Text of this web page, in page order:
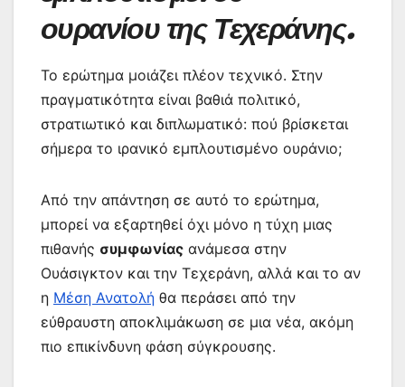
ουρανίου της Τεχεράνης.
Το ερώτημα μοιάζει πλέον τεχνικό. Στην
πραγματικότητα είναι βαθιά πολιτικό,
στρατιωτικό και διπλωματικό: πού βρίσκεται
σήμερα το ιρανικό εμπλουτισμένο ουράνιο;
Από την απάντηση σε αυτό το ερώτημα,
μπορεί να εξαρτηθεί όχι μόνο η τύχη μιας
πιθανής συμφωνίας ανάμεσα στην
Ουάσιγκτον και την Τεχεράνη, αλλά και το αν
η Μέση Ανατολή θα περάσει από την
εύθραυστη αποκλιμάκωση σε μια νέα, ακόμη
πιο επικίνδυνη φάση σύγκρουσης.